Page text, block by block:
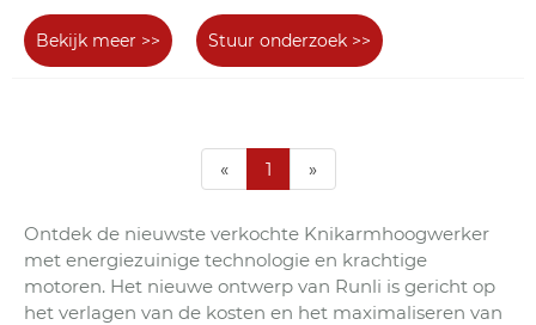
Bekijk meer >> Stuur onderzoek >>
« 1 »
Ontdek de nieuwste verkochte Knikarmhoogwerker
met energiezuinige technologie en krachtige
motoren. Het nieuwe ontwerp van Runli is gericht op
het verlagen van de kosten en het maximaliseren van